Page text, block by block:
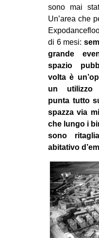
sono mai
Un’area che
di 6 mesi:
grande
spazio
volta è
un utilizzo
punta tutto
spazza via
che lungo i
sono
abitativo